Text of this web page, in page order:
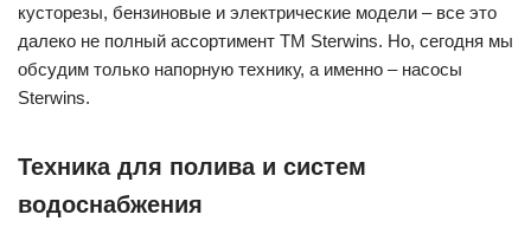
кусторезы, бензиновые и электрические модели – все это
далеко не полный ассортимент ТМ Sterwins. Но, сегодня мы
обсудим только напорную технику, а именно – насосы
Sterwins.
Техника для полива и систем
водоснабжения